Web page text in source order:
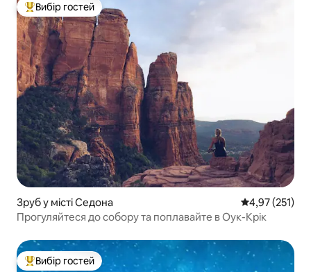
Топ вибір гостей
Вибір гостей
Зруб у місті Седона Середня
4,97 (251)
Прогуляйтеся до собору та поплавайте в Оук-Крік
Топ вибір гостей
Вибір гостей